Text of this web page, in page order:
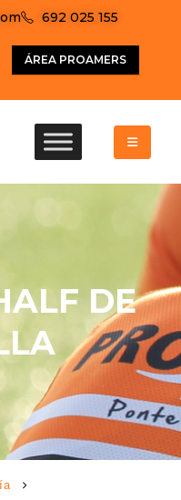
692 025 155
ÁREA PROAMERS
DE